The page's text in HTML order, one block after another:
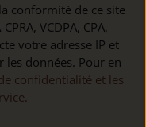
conformité de ce site
VCDPA, CPA,
votre adresse IP et
données. Pour en
confidentialité et les